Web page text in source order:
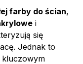
farby do ścian,
i
się
Jednak to
kluczowym